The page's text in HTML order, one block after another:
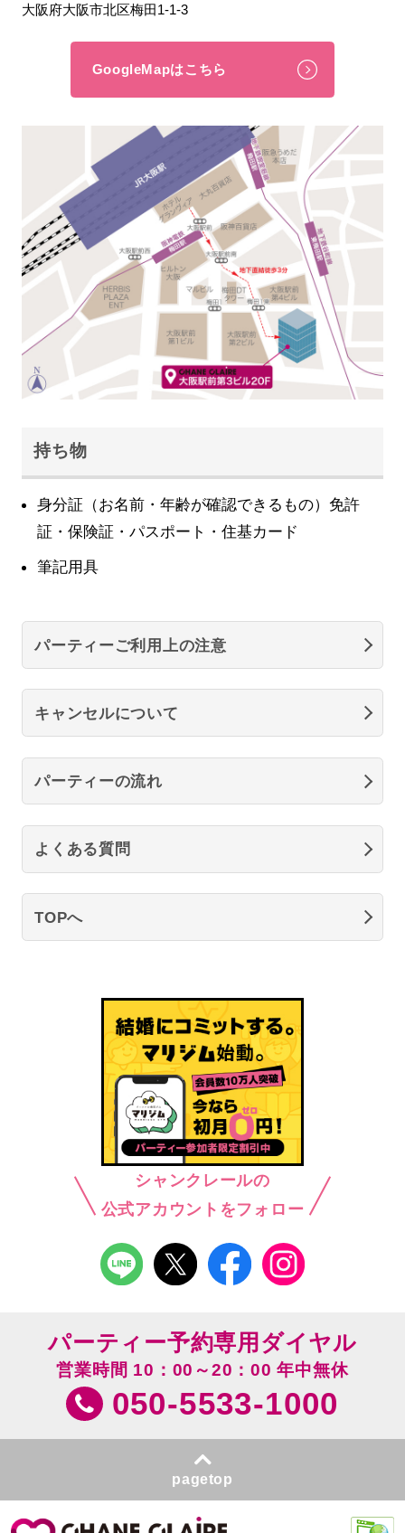
大阪府大阪市北区梅田1-1-3
GoogleMapはこちら
持ち物
身分証（お名前・年齢が確認できるもの）免許
証・保険証・パスポート・住基カード
筆記用具
パーティーご利用上の注意
キャンセルについて
パーティーの流れ
よくある質問
TOPへ
シャンクレールの
公式アカウントをフォロー
パーティー予約専用ダイヤル
営業時間 10：00～20：00 年中無休
050-5533-1000
pagetop